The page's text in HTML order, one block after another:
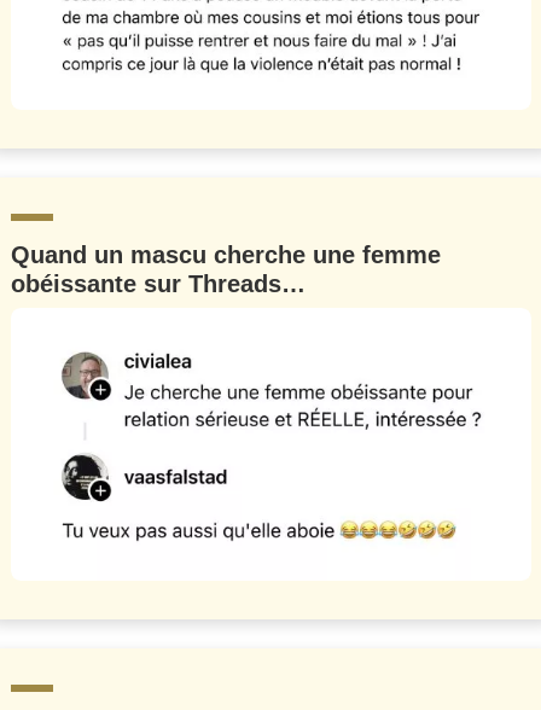
Quand un mascu cherche une femme
obéissante sur Threads…